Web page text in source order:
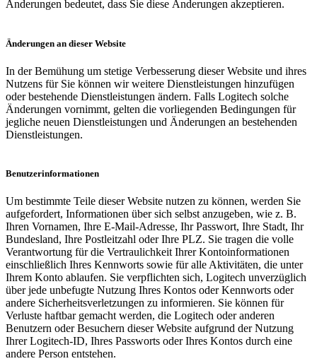
Änderungen bedeutet, dass Sie diese Änderungen akzeptieren.
Änderungen an dieser Website
In der Bemühung um stetige Verbesserung dieser Website und ihres
Nutzens für Sie können wir weitere Dienstleistungen hinzufügen
oder bestehende Dienstleistungen ändern. Falls Logitech solche
Änderungen vornimmt, gelten die vorliegenden Bedingungen für
jegliche neuen Dienstleistungen und Änderungen an bestehenden
Dienstleistungen.
Benutzerinformationen
Um bestimmte Teile dieser Website nutzen zu können, werden Sie
aufgefordert, Informationen über sich selbst anzugeben, wie z. B.
Ihren Vornamen, Ihre E-Mail-Adresse, Ihr Passwort, Ihre Stadt, Ihr
Bundesland, Ihre Postleitzahl oder Ihre PLZ. Sie tragen die volle
Verantwortung für die Vertraulichkeit Ihrer Kontoinformationen
einschließlich Ihres Kennworts sowie für alle Aktivitäten, die unter
Ihrem Konto ablaufen. Sie verpflichten sich, Logitech unverzüglich
über jede unbefugte Nutzung Ihres Kontos oder Kennworts oder
andere Sicherheitsverletzungen zu informieren. Sie können für
Verluste haftbar gemacht werden, die Logitech oder anderen
Benutzern oder Besuchern dieser Website aufgrund der Nutzung
Ihrer Logitech-ID, Ihres Passworts oder Ihres Kontos durch eine
andere Person entstehen.